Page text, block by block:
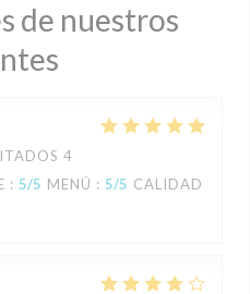
de nuestros
4
: 5/5 MENÚ : 5/5 CALIDAD